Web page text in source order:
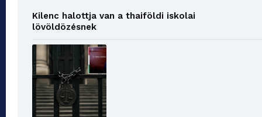
Kilenc halottja van a thaiföldi iskolai
lövöldözésnek